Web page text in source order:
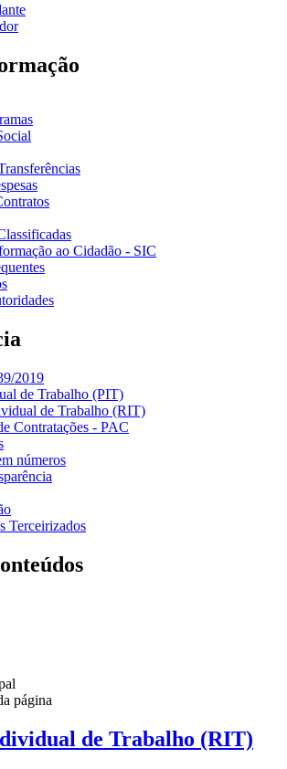
ao Cidadão - SIC
2019
de Trabalho (PIT)
de Trabalho (RIT)
Contratações - PAC
números
Terceirizados
página
de Trabalho (RIT)